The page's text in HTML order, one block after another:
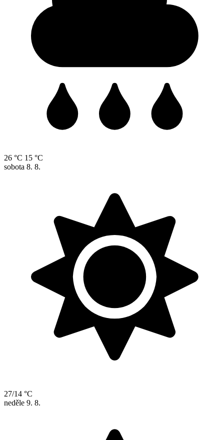
26 °C 15 °C
sobota 8. 8.
27/14 °C
neděle 9. 8.